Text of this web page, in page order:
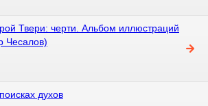
Твери: черти. Альбом иллюстраций
Чесалов)
духов